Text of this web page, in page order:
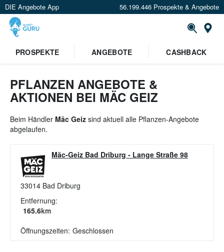
DIE Angebote App 56.199.446 Prospekte & Angebote
Standort festlegen
PROSPEKTE ANGEBOTE CASHBACK
PFLANZEN ANGEBOTE &
AKTIONEN BEI MÄC GEIZ
Beim Händler Mäc Geiz sind aktuell alle Pflanzen-Angebote
abgelaufen.
Mäc-Geiz Bad Driburg - Lange Straße 98
33014 Bad Driburg
Entfernung:
165.6km
Öffnungszeiten: Geschlossen